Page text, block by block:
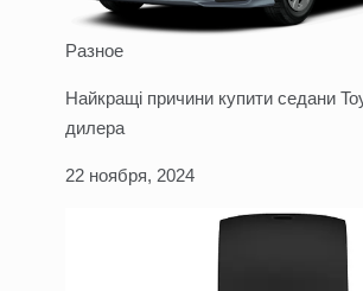
Разное
Найкращі причини купити седани
дилера
22 ноября, 2024